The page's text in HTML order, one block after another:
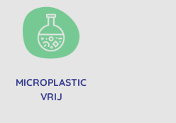
MICROPLASTIC
VRIJ